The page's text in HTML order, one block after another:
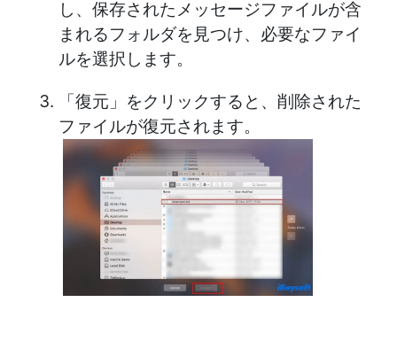
し、保存されたメッセージファイルが含
まれるフォルダを見つけ、必要なファイ
ルを選択します。
「復元」をクリックすると、削除された
ファイルが復元されます。